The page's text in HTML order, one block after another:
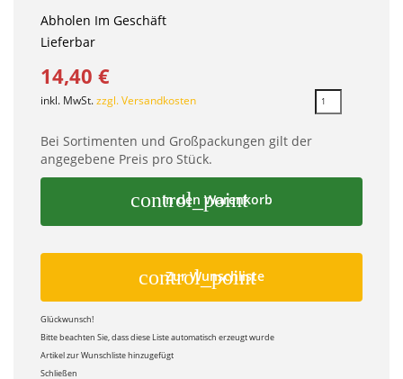
Abholen Im Geschäft
Lieferbar
14,40 €
inkl. MwSt.zzgl. Versandkosten
Bei Sortimenten und Großpackungen gilt der
angegebene Preis pro Stück.
control_point
In den Warenkorb
control_point
Zur Wunschliste
Glückwunsch!
Bitte beachten Sie, dass diese Liste automatisch erzeugt wurde
Artikel zur Wunschliste hinzugefügt
Schließen